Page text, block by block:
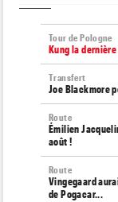
Tour de Pologne
Kung la
Transfert
Joe Blackmore
Route
Émilien
août !
Route
Vingegaard
de Pogacar...